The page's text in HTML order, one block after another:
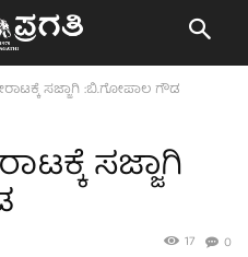
ಸಜ್ಜಾಗಿ :ಬಿ.ಗೋಪಾಲ ಗೌಡ
ಸಜ್ಜಾಗಿ
0
17